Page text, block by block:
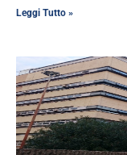
Leggi Tutto »